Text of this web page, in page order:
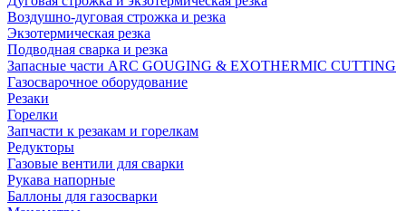
Воздушно-дуговая строжка и резка
Экзотермическая резка
Подводная сварка и резка
Запасные части ARC GOUGING & EXOTHERMIC CUTTING
Газосварочное оборудование
Резаки
Горелки
Запчасти к резакам и горелкам
Редукторы
Газовые вентили для сварки
Рукава напорные
Баллоны для газосварки